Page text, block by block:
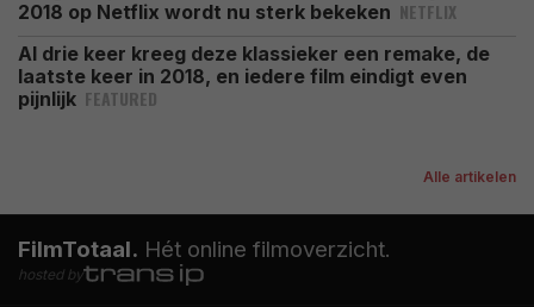
2018 op Netflix wordt nu sterk bekeken NETFLIX
Al drie keer kreeg deze klassieker een remake, de
laatste keer in 2018, en iedere film eindigt even
pijnlijk FEATURED
Alle artikelen
FilmTotaal. Hét online filmoverzicht.
hosted by